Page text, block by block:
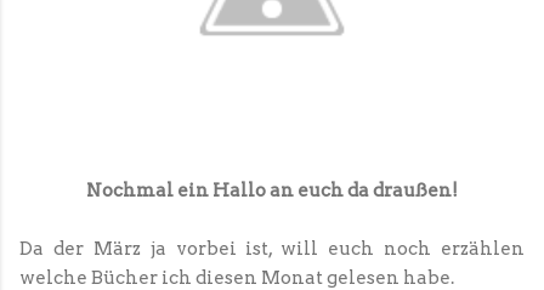
Nochmal ein Hallo an euch da draußen!
Da der März ja vorbei ist, will euch noch erzählen
welche Bücher ich diesen Monat gelesen habe.